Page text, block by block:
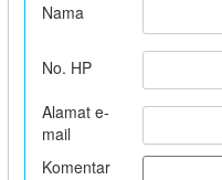
Nama
No. HP
Alamat e-
mail
Komentar